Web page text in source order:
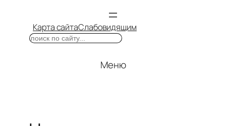
Карта сайтаСлабовидящим
Поиск
Меню